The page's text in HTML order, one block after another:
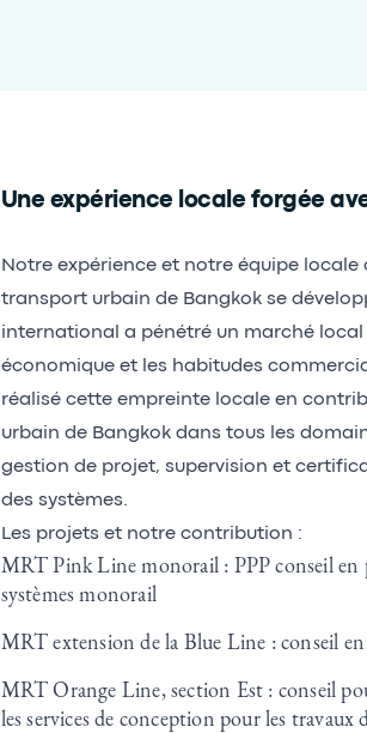
Une expérience locale forgée
Notre expérience et notre équipe
transport urbain de Bangkok se
international a pénétré un marché
économique et les habitudes
réalisé cette empreinte locale en
urbain de Bangkok dans tous les
gestion de projet, supervision et
des systèmes.
Les projets et notre contribution :
MRT Pink Line monorail : PPP conseil en
systèmes monorail
MRT extension de la Blue Line : conseil en
MRT Orange Line, section Est : conseil
les services de conception pour les travaux